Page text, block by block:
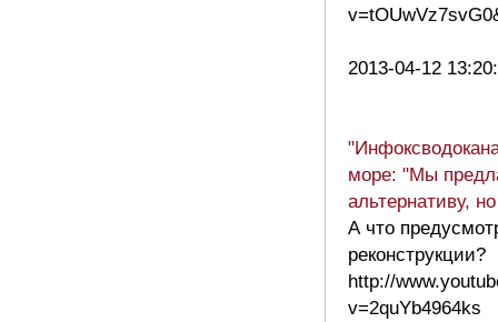
2013-04-12
море: "Мы
альтернативу,
А что
реконструкции?
http://
v=2quYb4964ks